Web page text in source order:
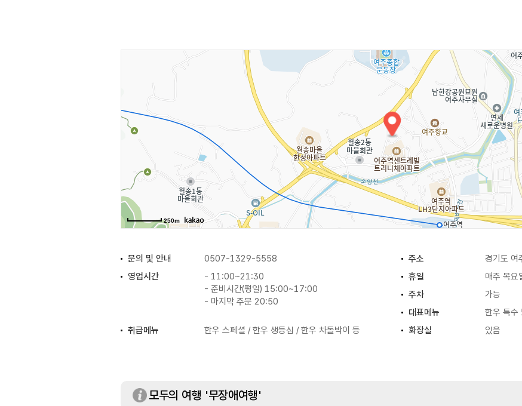
더 가져다 먹을 수 있다. 매우 넓은 정원이 잘 꾸며져 있어서 식사 후 잠시 산책하듯 쉬어가기도
250m
문의 및 안내 0507-1329-5558 주소
경기도 여
영업시간
- 11:00~21:30
- 준비시간(평일) 15:00~17:00
- 마지막 주문 20:50
휴일
매주 목요
주차
가능
대표메뉴
한우 특수
취급메뉴
한우 스페셜 / 한우 생등심 / 한우 차돌박이 등 화장실 있음
모두의 여행 '무장애여행'